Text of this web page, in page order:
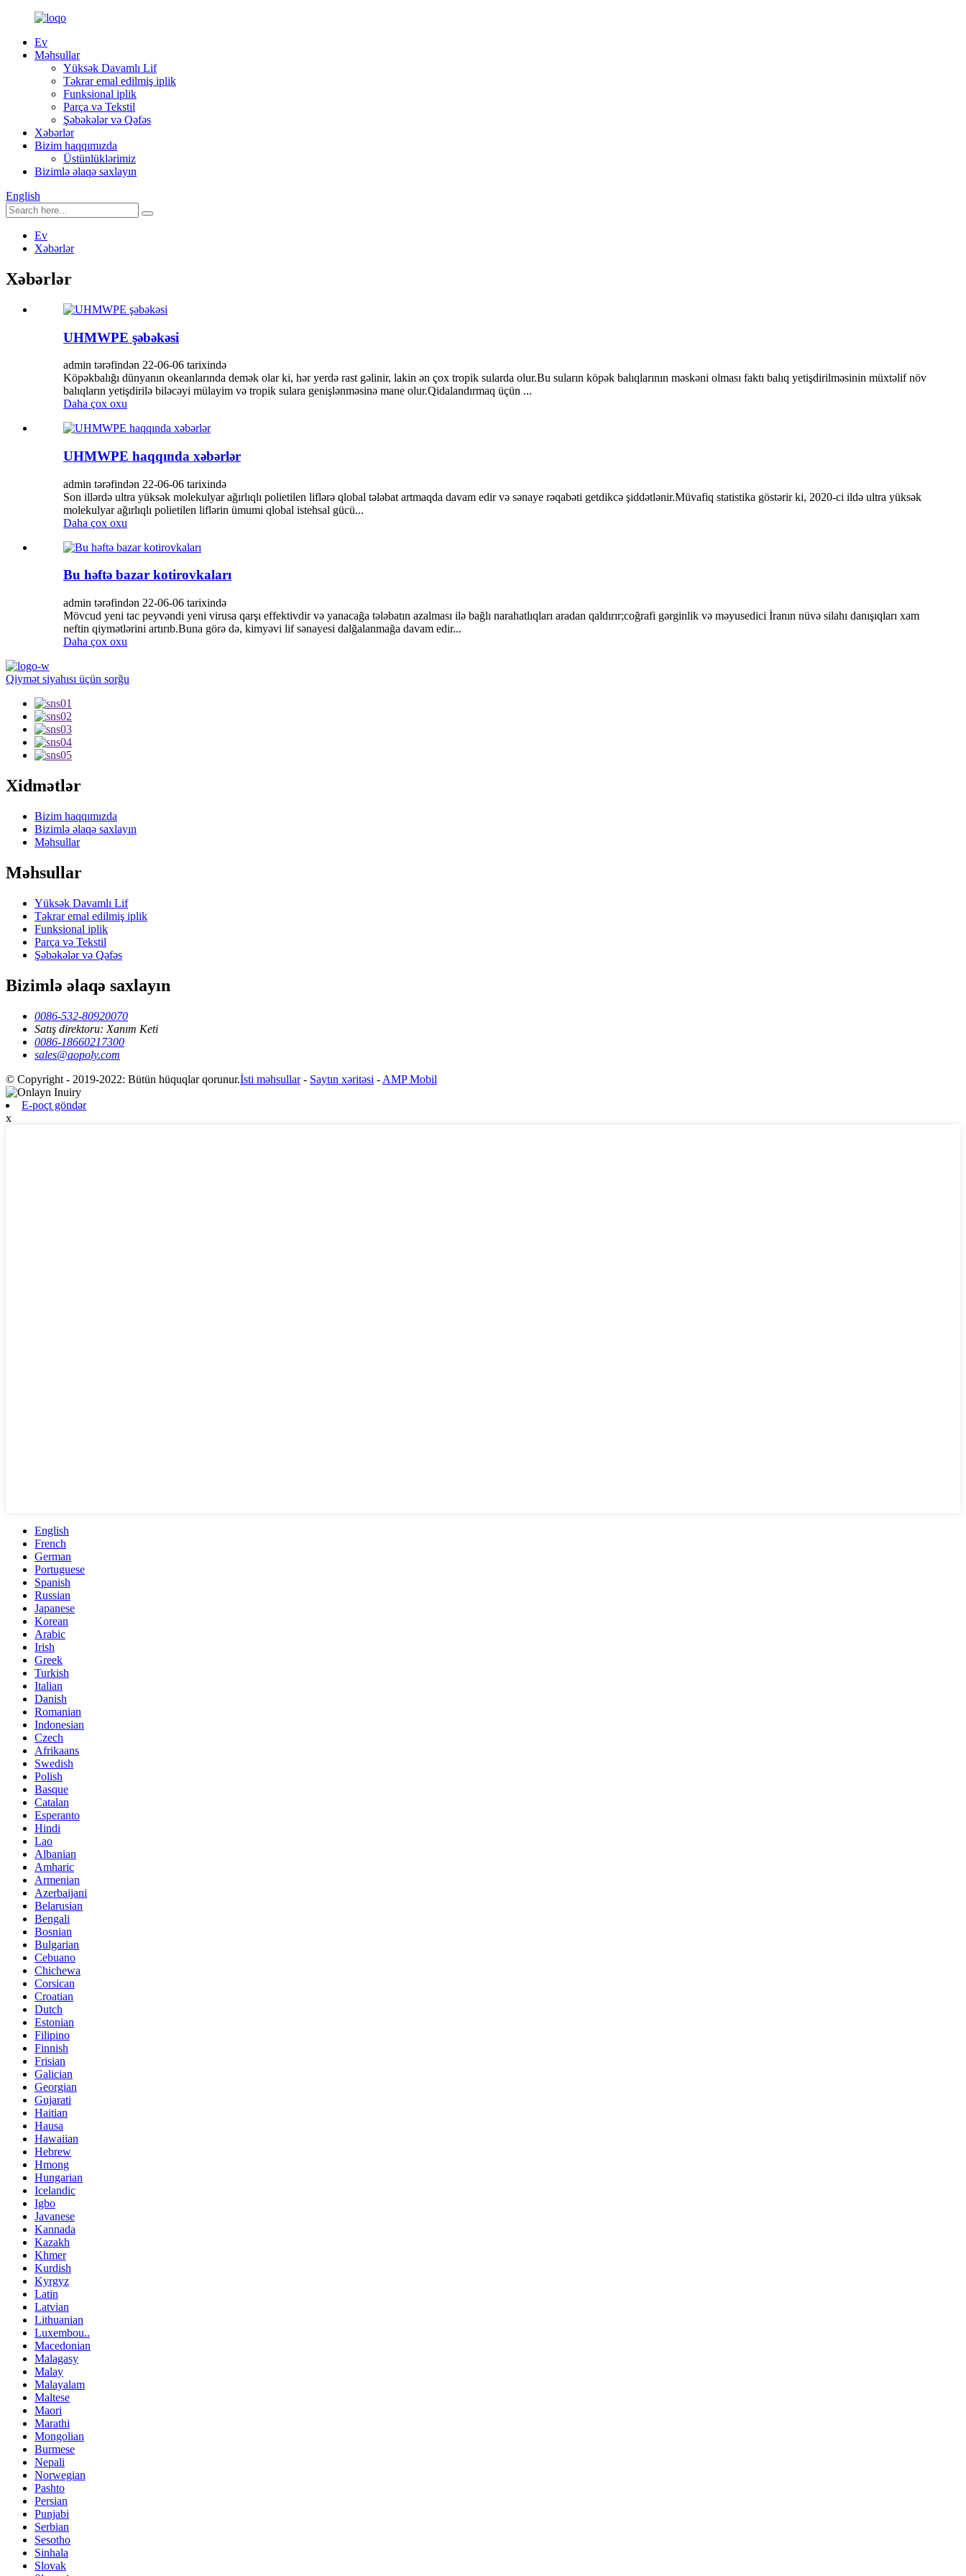
Ev
Məhsullar
Yüksək Davamlı Lif
Təkrar emal edilmiş iplik
Funksional iplik
Parça və Tekstil
Şəbəkələr və Qəfəs
Xəbərlər
Bizim haqqımızda
Üstünlüklərimiz
Bizimlə əlaqə saxlayın
English
Ev
Xəbərlər
Xəbərlər
UHMWPE şəbəkəsi
admin tərəfindən 22-06-06 tarixində
Köpəkbalığı dünyanın okeanlarında demək olar ki, hər yerdə rast gəlinir, lakin ən çox tropik sularda olur.Bu suların köpək balıqlarının məskəni olması faktı balıq yetişdirilməsinin müxtəlif növ
balıqların yetişdirilə biləcəyi mülayim və tropik sulara genişlənməsinə mane olur.Qidalandırmaq üçün ...
Daha çox oxu
UHMWPE haqqında xəbərlər
admin tərəfindən 22-06-06 tarixində
Son illərdə ultra yüksək molekulyar ağırlıqlı polietilen liflərə qlobal tələbat artmaqda davam edir və sənaye rəqabəti getdikcə şiddətlənir.Müvafiq statistika göstərir ki, 2020-ci ildə ultra yüksək
molekulyar ağırlıqlı polietilen liflərin ümumi qlobal istehsal gücü...
Daha çox oxu
Bu həftə bazar kotirovkaları
admin tərəfindən 22-06-06 tarixində
Mövcud yeni tac peyvəndi yeni virusa qarşı effektivdir və yanacağa tələbatın azalması ilə bağlı narahatlıqları aradan qaldırır;coğrafi gərginlik və məyusedici İranın nüvə silahı danışıqları xam
neftin qiymətlərini artırıb.Buna görə də, kimyəvi lif sənayesi dalğalanmağa davam edir...
Daha çox oxu
Qiymət siyahısı üçün sorğu
Xidmətlər
Bizim haqqımızda
Bizimlə əlaqə saxlayın
Məhsullar
Məhsullar
Yüksək Davamlı Lif
Təkrar emal edilmiş iplik
Funksional iplik
Parça və Tekstil
Şəbəkələr və Qəfəs
Bizimlə əlaqə saxlayın
0086-532-80920070
Satış direktoru: Xanım Keti
0086-18660217300
sales@aopoly.com
© Copyright - 2019-2022: Bütün hüquqlar qorunur.İsti məhsullar- Saytın xəritəsi - AMP Mobil
E-poçt göndər
x
English
French
German
Portuguese
Spanish
Russian
Japanese
Korean
Arabic
Irish
Greek
Turkish
Italian
Danish
Romanian
Indonesian
Czech
Afrikaans
Swedish
Polish
Basque
Catalan
Esperanto
Hindi
Lao
Albanian
Amharic
Armenian
Azerbaijani
Belarusian
Bengali
Bosnian
Bulgarian
Cebuano
Chichewa
Corsican
Croatian
Dutch
Estonian
Filipino
Finnish
Frisian
Galician
Georgian
Gujarati
Haitian
Hausa
Hawaiian
Hebrew
Hmong
Hungarian
Icelandic
Igbo
Javanese
Kannada
Kazakh
Khmer
Kurdish
Kyrgyz
Latin
Latvian
Lithuanian
Luxembou..
Macedonian
Malagasy
Malay
Malayalam
Maltese
Maori
Marathi
Mongolian
Burmese
Nepali
Norwegian
Pashto
Persian
Punjabi
Serbian
Sesotho
Sinhala
Slovak